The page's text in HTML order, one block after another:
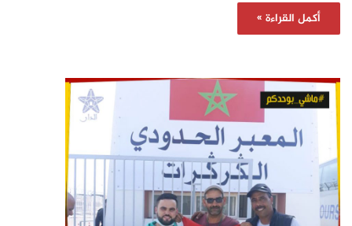
أكمل القراءة »